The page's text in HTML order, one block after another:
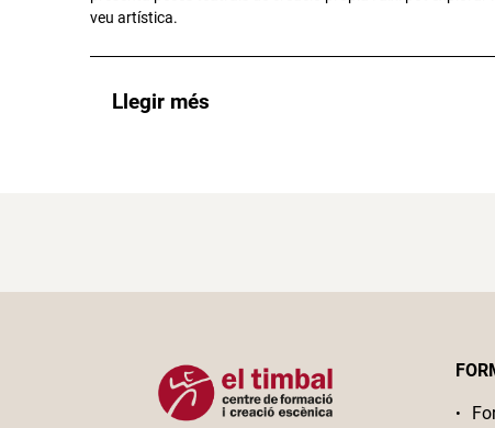
veu artística.
Llegir més